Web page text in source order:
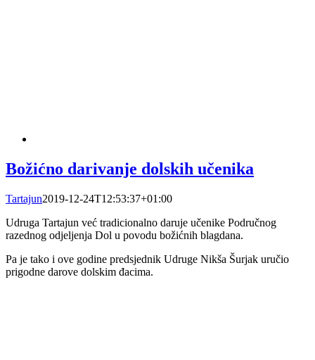
Božićno darivanje dolskih učenika
Tartajun2019-12-24T12:53:37+01:00
Udruga Tartajun već tradicionalno daruje učenike Područnog
razednog odjeljenja Dol u povodu božićnih blagdana.
Pa je tako i ove godine predsjednik Udruge Nikša Šurjak uručio
prigodne darove dolskim đacima.